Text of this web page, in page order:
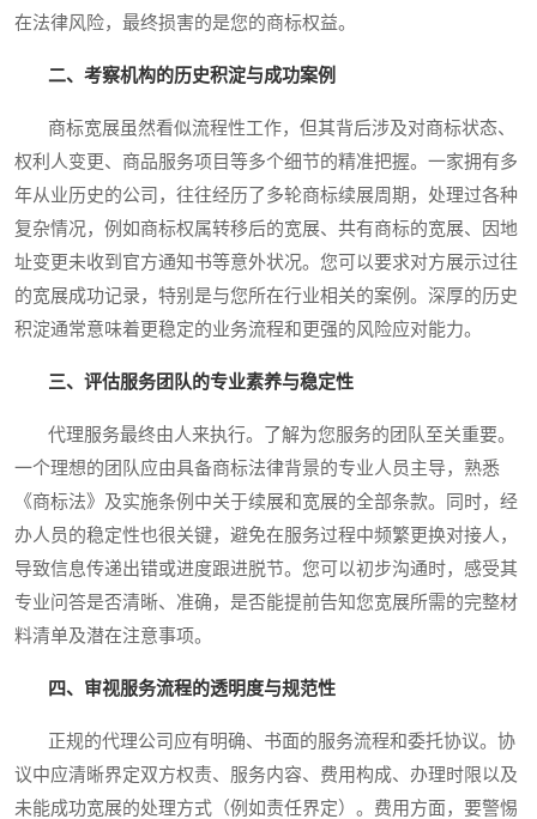
在法律风险，最终损害的是您的商标权益。
二、考察机构的历史积淀与成功案例
商标宽展虽然看似流程性工作，但其背后涉及对商标状态、
权利人变更、商品服务项目等多个细节的精准把握。一家拥有多
年从业历史的公司，往往经历了多轮商标续展周期，处理过各种
复杂情况，例如商标权属转移后的宽展、共有商标的宽展、因地
址变更未收到官方通知书等意外状况。您可以要求对方展示过往
的宽展成功记录，特别是与您所在行业相关的案例。深厚的历史
积淀通常意味着更稳定的业务流程和更强的风险应对能力。
三、评估服务团队的专业素养与稳定性
代理服务最终由人来执行。了解为您服务的团队至关重要。
一个理想的团队应由具备商标法律背景的专业人员主导，熟悉
《商标法》及实施条例中关于续展和宽展的全部条款。同时，经
办人员的稳定性也很关键，避免在服务过程中频繁更换对接人，
导致信息传递出错或进度跟进脱节。您可以初步沟通时，感受其
专业问答是否清晰、准确，是否能提前告知您宽展所需的完整材
料清单及潜在注意事项。
四、审视服务流程的透明度与规范性
正规的代理公司应有明确、书面的服务流程和委托协议。协
议中应清晰界定双方权责、服务内容、费用构成、办理时限以及
未能成功宽展的处理方式（例如责任界定）。费用方面，要警惕